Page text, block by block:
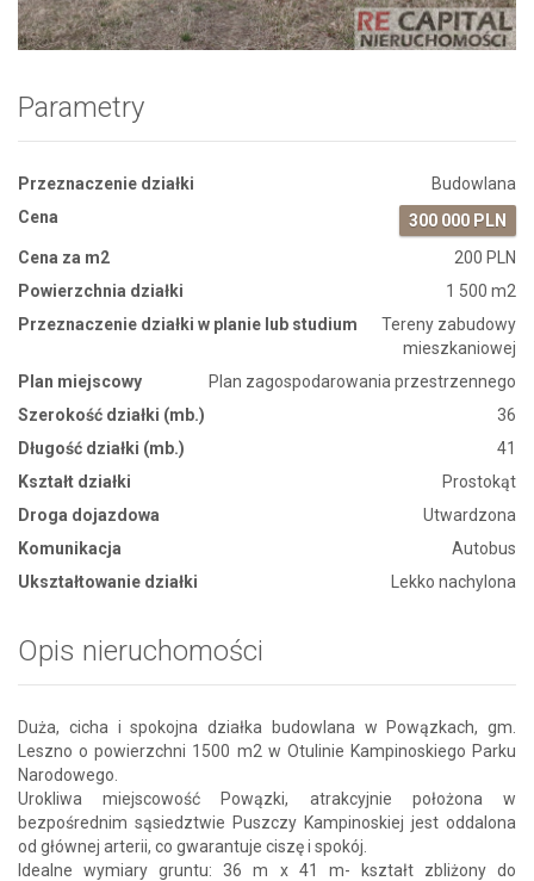
Parametry
Przeznaczenie działki
Budowlana
Cena
300 000 PLN
Cena za m2
200 PLN
Powierzchnia działki
1 500 m2
Przeznaczenie działki w planie lub studium
Tereny zabudowy
mieszkaniowej
Plan miejscowy
Plan zagospodarowania przestrzennego
Szerokość działki (mb.)
36
Długość działki (mb.)
41
Kształt działki
Prostokąt
Droga dojazdowa
Utwardzona
Komunikacja
Autobus
Ukształtowanie działki
Lekko nachylona
Opis nieruchomości
Duża, cicha i spokojna działka budowlana w Powązkach, gm.
Leszno o powierzchni 1500 m2 w Otulinie Kampinoskiego Parku
Narodowego.
Urokliwa miejscowość Powązki, atrakcyjnie położona w
bezpośrednim sąsiedztwie Puszczy Kampinoskiej jest oddalona
od głównej arterii, co gwarantuje ciszę i spokój.
Idealne wymiary gruntu: 36 m x 41 m- kształt zbliżony do